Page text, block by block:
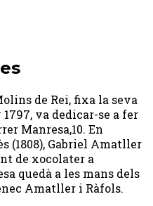
de Rei, fixa la seva
va dedicar-se a fer
Manresa,10. En
(1808), Gabriel Amatller
de xocolater a
quedà a les mans dels
Amatller i Ràfols.